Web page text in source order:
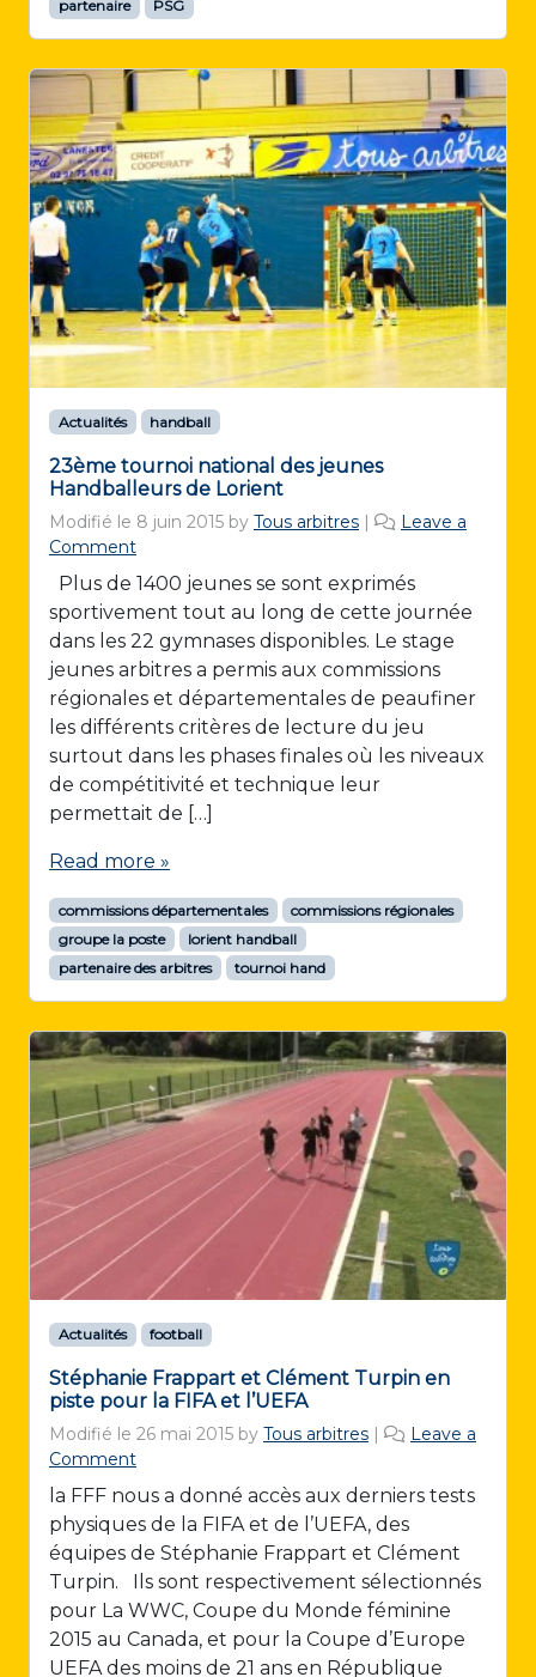
partenaire
PSG
Actualités handball
23ème tournoi national des jeunes
Handballeurs de Lorient
Modifié le 8 juin 2015 by Tous arbitres |
Leave a
Comment
Plus de 1400 jeunes se sont exprimés
sportivement tout au long de cette journée
dans les 22 gymnases disponibles. Le stage
jeunes arbitres a permis aux commissions
régionales et départementales de peaufiner
les différents critères de lecture du jeu
surtout dans les phases finales où les niveaux
de compétitivité et technique leur
permettait de […]
Read more »
commissions départementales
commissions régionales
groupe la poste
lorient handball
partenaire des arbitres
tournoi hand
Actualités football
Stéphanie Frappart et Clément Turpin en
piste pour la FIFA et l’UEFA
Modifié le 26 mai 2015 by Tous arbitres |
Leave a
Comment
la FFF nous a donné accès aux derniers tests
physiques de la FIFA et de l’UEFA, des
équipes de Stéphanie Frappart et Clément
Turpin. Ils sont respectivement sélectionnés
pour La WWC, Coupe du Monde féminine
2015 au Canada, et pour la Coupe d’Europe
UEFA des moins de 21 ans en République